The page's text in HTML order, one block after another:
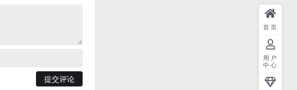
首页
用户
中心